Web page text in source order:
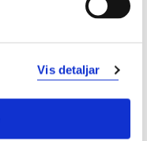
Vis detaljar